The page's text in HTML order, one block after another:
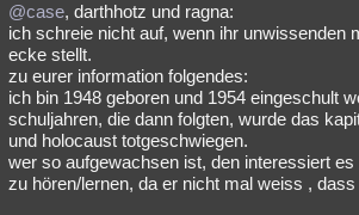
@case, darthhotz und ragna:
ich schreie nicht auf, wenn ihr unwissenden
ecke stellt.
zu eurer information folgendes:
ich bin 1948 geboren und 1954 eingeschult
schuljahren, die dann folgten, wurde das
und holocaust totgeschwiegen.
wer so aufgewachsen ist, den interessiert
zu hören/lernen, da er nicht mal weiss ,